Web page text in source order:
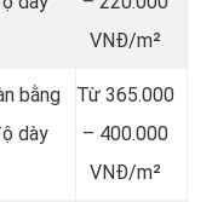
VNĐ/m²
bằng
dày
Từ 365.000
– 400.000
VNĐ/m²